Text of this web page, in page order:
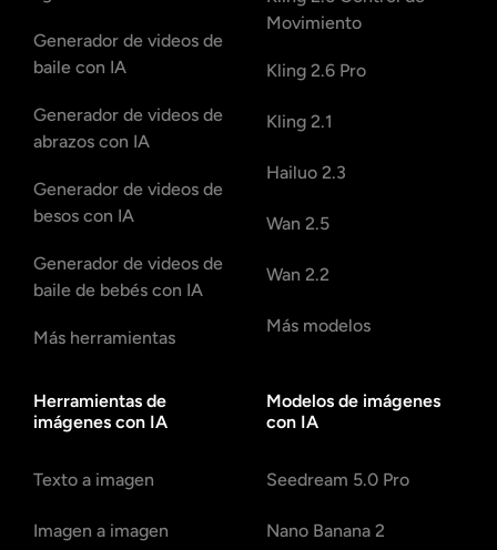
Generador de videos de
baile con IA
Generador de videos de
abrazos con IA
Generador de videos de
besos con IA
Generador de videos de
baile de bebés con IA
Más herramientas
Movimiento
Kling 2.6 Pro
Kling 2.1
Hailuo 2.3
Wan 2.5
Wan 2.2
Más modelos
Herramientas de
imágenes con IA
Texto a imagen
Imagen a imagen
Modelos de imágenes
con IA
Seedream 5.0 Pro
Nano Banana 2